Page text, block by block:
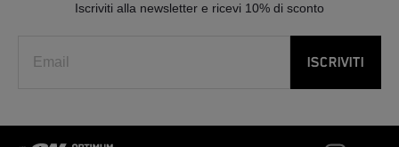
Iscriviti alla newsletter e ricevi 10% di sconto
ISCRIVITI